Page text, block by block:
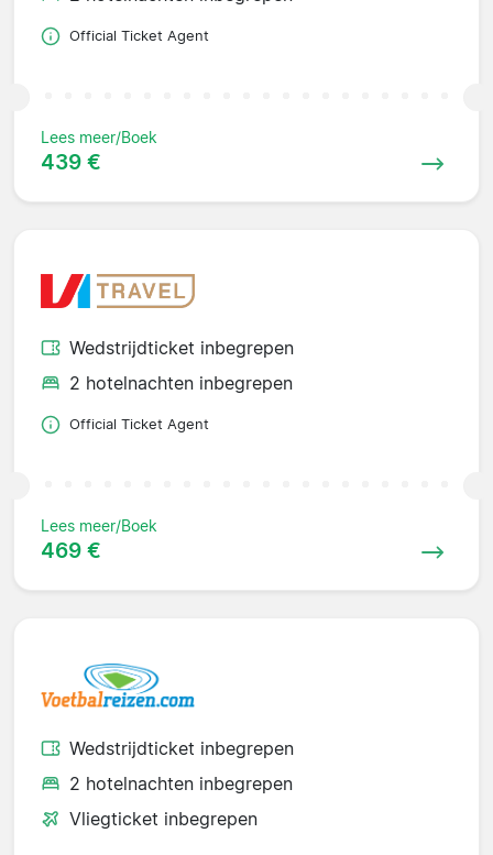
Official Ticket Agent
Lees meer/Boek
439 €
Wedstrijdticket inbegrepen
2 hotelnachten inbegrepen
Official Ticket Agent
Lees meer/Boek
469 €
Wedstrijdticket inbegrepen
2 hotelnachten inbegrepen
Vliegticket inbegrepen